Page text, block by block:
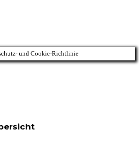
und Cookie-Richtlinie